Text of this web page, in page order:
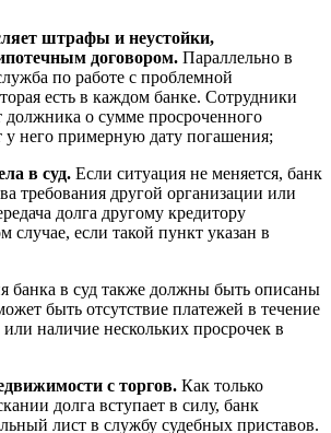
штрафы и неустойки,
договором. Параллельно в
по работе с проблемной
есть в каждом банке. Сотрудники
о сумме просроченного
у него примерную дату погашения;
в суд. Если ситуация не меняется, банк
требования другой организации или
долга другому кредитору
случае, если такой пункт указан в
банка в суд также должны быть описаны
быть отсутствие платежей в течение
наличие нескольких просрочек в
с торгов. Как только
долга вступает в силу, банк
лист в службу судебных приставов.